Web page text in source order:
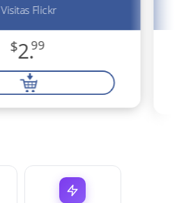
Visitas Flickr
$2.99